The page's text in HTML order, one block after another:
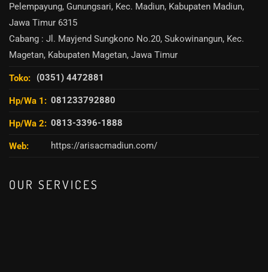
Pelempayung, Gunungsari, Kec. Madiun, Kabupaten Madiun,
Jawa Timur 6315
Cabang : Jl. Mayjend Sungkono No.20, Sukowinangun, Kec.
Magetan, Kabupaten Magetan, Jawa Timur
Toko: (0351) 4472881
Hp/Wa 1: 081233792880
Hp/Wa 2: 0813-3396-1888
Web: https://arisacmadiun.com/
OUR SERVICES